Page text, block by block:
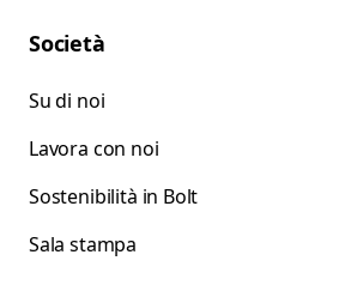
Società
Su di noi
Lavora con noi
Sostenibilità in Bolt
Sala stampa